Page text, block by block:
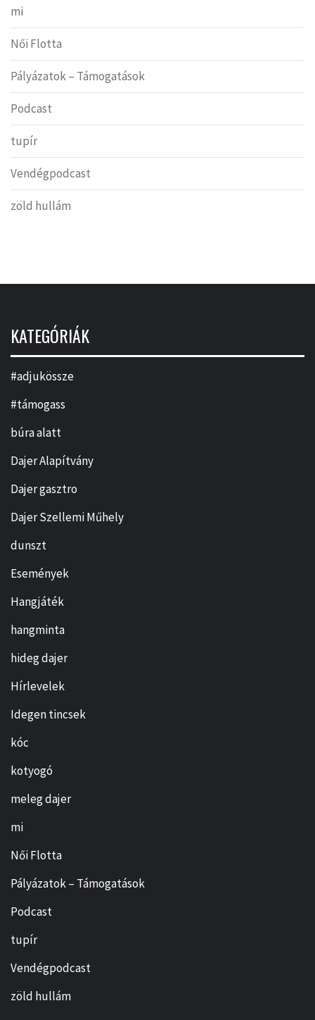
mi
Női Flotta
Pályázatok – Támogatások
Podcast
tupír
Vendégpodcast
zöld hullám
KATEGÓRIÁK
#adjukössze
#támogass
búra alatt
Dajer Alapítvány
Dajer gasztro
Dajer Szellemi Műhely
dunszt
Események
Hangjáték
hangminta
hideg dajer
Hírlevelek
Idegen tincsek
kóc
kotyogó
meleg dajer
mi
Női Flotta
Pályázatok – Támogatások
Podcast
tupír
Vendégpodcast
zöld hullám